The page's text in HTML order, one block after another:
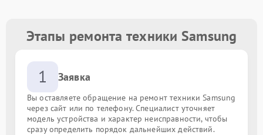
Этапы ремонта техники Samsung
1 Заявка
Вы оставляете обращение на ремонт техники Samsung
через сайт или по телефону. Специалист уточняет
модель устройства и характер неисправности, чтобы
сразу определить порядок дальнейших действий.